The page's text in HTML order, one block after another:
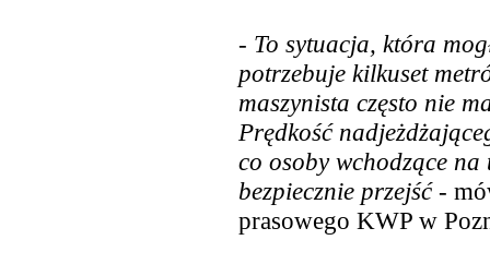
- To sytuacja, która
potrzebuje kilkuset
maszynista często nie
Prędkość
co osoby wchodzące na
bezpiecznie przejść-
prasowego KWP w